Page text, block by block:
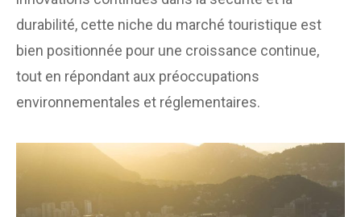
durabilité, cette niche du marché touristique est
bien positionnée pour une croissance continue,
tout en répondant aux préoccupations
environnementales et réglementaires.